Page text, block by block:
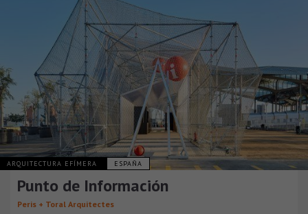
ARQUITECTURA EFÍMERA ESPAÑA
Punto de Información
Peris + Toral Arquitectes